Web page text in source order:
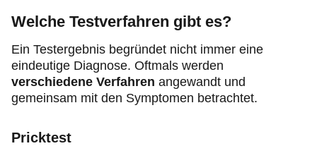
Welche Testverfahren gibt es?
Ein Testergebnis begründet nicht immer eine
eindeutige Diagnose. Oftmals werden
verschiedene Verfahren angewandt und
gemeinsam mit den Symptomen betrachtet.
Pricktest